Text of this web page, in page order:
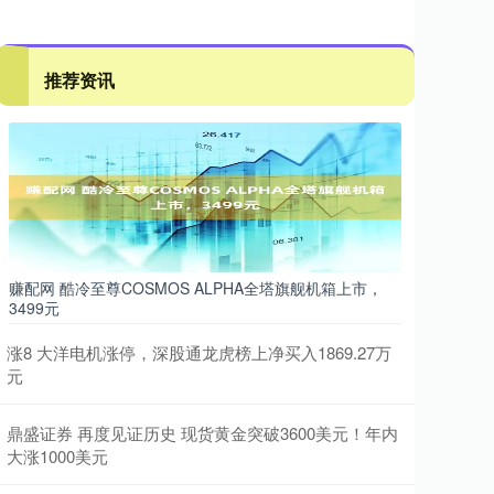
推荐资讯
赚配网 酷冷至尊COSMOS ALPHA全塔旗舰机箱上市，
3499元
涨8 大洋电机涨停，深股通龙虎榜上净买入1869.27万
元
鼎盛证券 再度见证历史 现货黄金突破3600美元！年内
大涨1000美元